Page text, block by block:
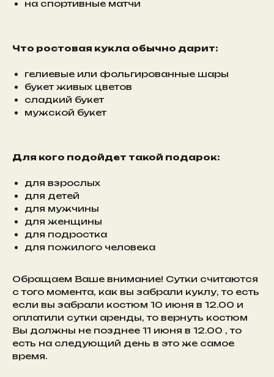
на спортивные матчи
Что ростовая кукла обычно дарит:
гелиевые или фольгированные шары
букет живых цветов
сладкий букет
мужской букет
Для кого подойдет такой подарок:
для взрослых
для детей
для мужчины
для женщины
для подростка
для пожилого человека
Обращаем Ваше внимание! Сутки считаются
с того момента, как вы забрали куклу, то есть
если вы забрали костюм 10 июня в 12.00 и
оплатили сутки аренды, то вернуть костюм
Вы должны не позднее 11 июня в 12.00 , то
есть на следующий день в это же самое
время.